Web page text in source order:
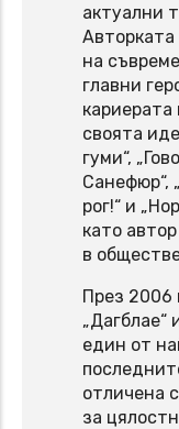
актуални
на
главни
своята
гуми“,
Санефюр“,
рог!“ и
като
в
През 2006
„Дагблае“
един от
отличена
за